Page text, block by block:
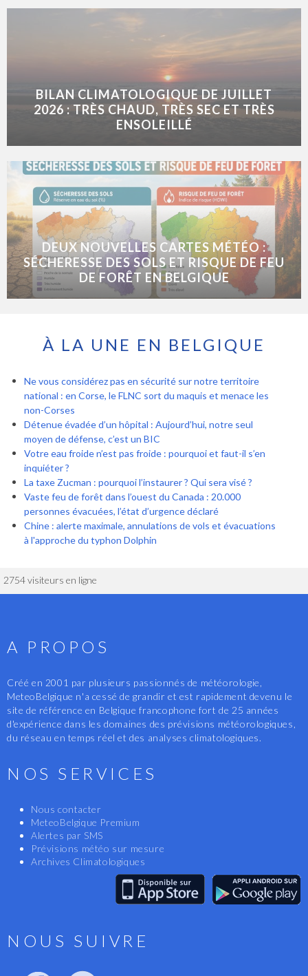
BILAN CLIMATOLOGIQUE DE JUILLET
2026 : TRÈS CHAUD, TRÈS SEC ET TRÈS
ENSOLEILLÉ
DEUX NOUVELLES CARTES MÉTÉO :
SÉCHERESSE DES SOLS ET RISQUE DE FEU
DE FORÊT EN BELGIQUE
À LA UNE EN BELGIQUE
Ne vous considérez pas en sécurité sur notre territoire
national : en Corse, le FLNC sort du maquis et menace les
non-Corses
Détenue évadée d’un hôpital : Aujourd’hui, notre seul
moyen de défense, c’est un BIC
Votre eau froide n’est pas froide : pourquoi et faut-il s’en
inquiéter ?
La taxe Zucman : pourquoi l’instaurer ? Qui sera visé ?
Vaste feu de forêt dans l’ouest du Canada : 20.000
personnes évacuées, l’état d’urgence déclaré
Chine : alerte maximale, annulations de vols et évacuations
à l'approche du typhon Dolphin
2754 visiteurs en ligne
A PROPOS
Créé en 2001 par plusieurs passionnés de météorologie,
MeteoBelgique n'a cessé de grandir et est rapidement devenu le
site de référence en Belgique francophone fort de 25 années
d'expérience dans les domaines des prévisions météorologiques,
du réseau en temps réel et des analyses climatologiques.
NOS SERVICES
Nous contacter
MeteoBelgique Premium
Alertes par SMS
Prévisions météo sur mesure
Archives Climatologiques
NOUS SUIVRE